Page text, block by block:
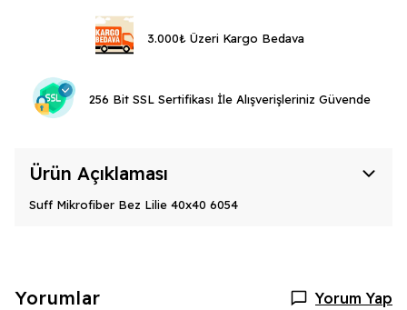
3.000₺ Üzeri Kargo Bedava
256 Bit SSL Sertifikası İle Alışverişleriniz Güvende
Ürün Açıklaması
Suff Mikrofiber Bez Lilie 40x40 6054
Yorumlar Yorum Yap